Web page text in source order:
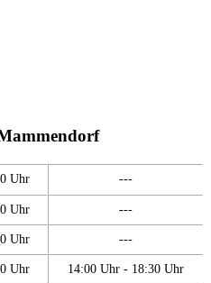
Uhr ---
Uhr ---
Uhr ---
Uhr 14:00 Uhr - 18:30 Uhr